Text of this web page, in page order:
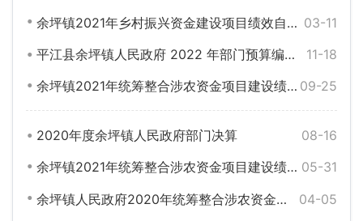
03-11
余坪镇2021年乡村振兴资金建设项目绩效自评表及自评报告
11-18
平江县余坪镇人民政府 2022 年部门预算编报说明
09-25
余坪镇2021年统筹整合涉农资金项目建设绩效监控表
08-16
2020年度余坪镇人民政府部门决算
05-31
余坪镇2021年统筹整合涉农资金项目建设绩效申报表
04-05
余坪镇人民政府2020年统筹整合涉农资金项目库绩效自评